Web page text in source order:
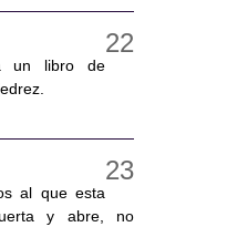
un libro de
al que esta
y abre, no